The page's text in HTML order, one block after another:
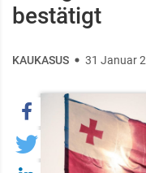
bestätigt ​
KAUKASUS 31 Januar